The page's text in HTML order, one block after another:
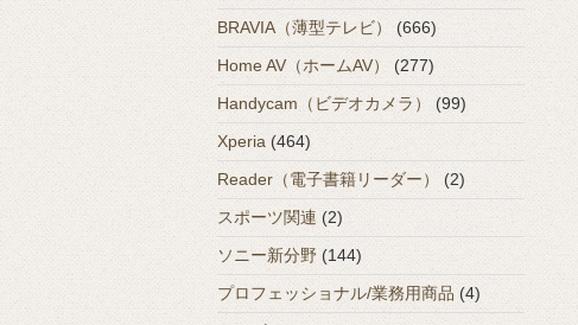
BRAVIA（薄型テレビ）
(666)
Home AV（ホームAV）
(277)
Handycam（ビデオカメラ）
(99)
Xperia (464)
Reader（電子書籍リーダー）
(2)
スポーツ関連 (2)
ソニー新分野 (144)
プロフェッショナル/業務用商品 (4)